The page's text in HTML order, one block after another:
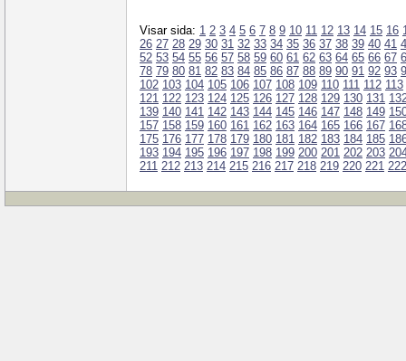
Visar sida: 1 2 3 4 5 6 7 8 9 10 11 12 13 14 15 16
26 27 28 29 30 31 32 33 34 35 36 37 38 39 40 41
52 53 54 55 56 57 58 59 60 61 62 63 64 65 66 67
78 79 80 81 82 83 84 85 86 87 88 89 90 91 92 93
102 103 104 105 106 107 108 109 110 111 112 113
121 122 123 124 125 126 127 128 129 130 131
139 140 141 142 143 144 145 146 147 148 149
157 158 159 160 161 162 163 164 165 166 167
175 176 177 178 179 180 181 182 183 184 185
193 194 195 196 197 198 199 200 201 202 203
211 212 213 214 215 216 217 218 219 220 221 222